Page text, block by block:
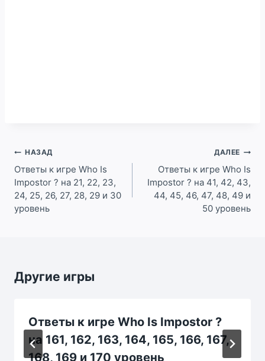
Навигация
по
записям
НАЗАД
Ответы к игре Who Is
Impostor ? на 21, 22, 23,
24, 25, 26, 27, 28, 29 и 30
уровень
ДАЛЕЕ
Ответы к игре Who Is
Impostor ? на 41, 42, 43,
44, 45, 46, 47, 48, 49 и
50 уровень
Другие игры
Ответы к игре Who Is Impostor ?
на 161, 162, 163, 164, 165, 166, 167,
168, 169 и 170 уровень